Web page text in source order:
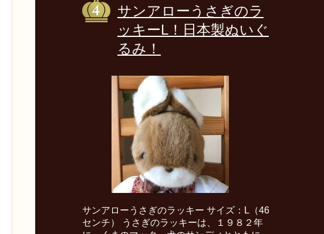
サンアローうさぎのラ
ッキーL！日本製ぬいぐ
るみ！
サンアローうさぎのラッキー サイズ：L（46
センチ） うさぎのラッキーは、１９８２年